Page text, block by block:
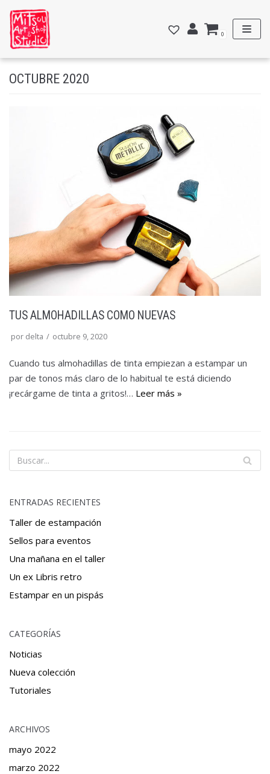
Saltar
al
contenido
0
OCTUBRE 2020
TUS ALMOHADILLAS COMO NUEVAS
por delta octubre 9, 2020
Cuando tus almohadillas de tinta empiezan a estampar un
par de tonos más claro de lo habitual te está diciendo
¡recárgame de tinta a gritos!… Leer más »
ENTRADAS RECIENTES
Taller de estampación
Sellos para eventos
Una mañana en el taller
Un ex Libris retro
Estampar en un pispás
CATEGORÍAS
Noticias
Nueva colección
Tutoriales
ARCHIVOS
mayo 2022
marzo 2022